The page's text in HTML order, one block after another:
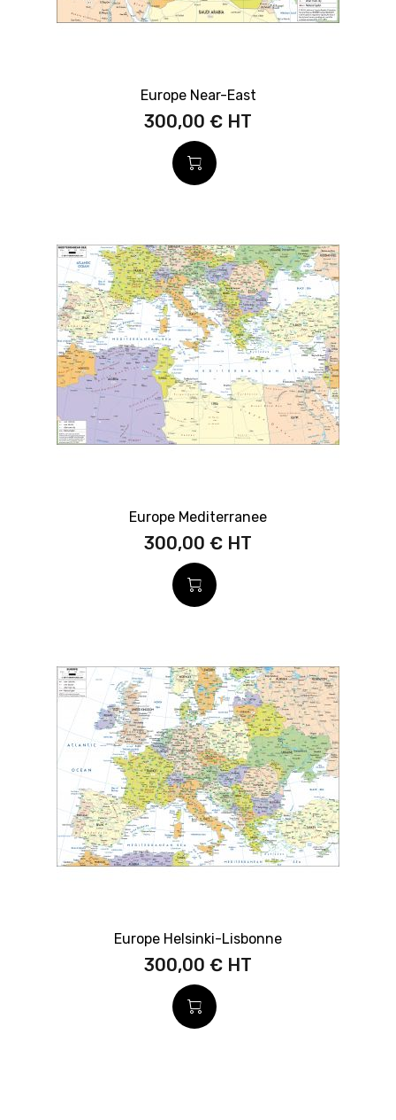
Europe Near-East
300,00 €
Europe Mediterranee
300,00 €
Europe Helsinki-Lisbonne
300,00 €